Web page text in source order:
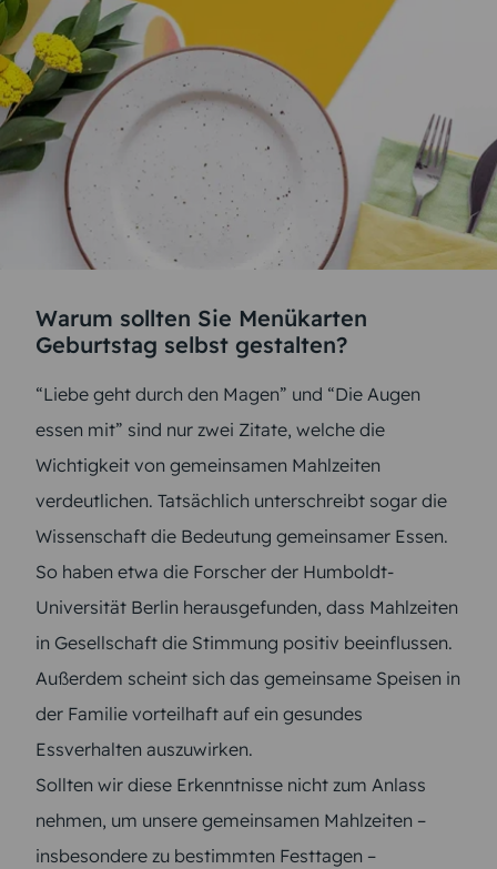
Warum sollten Sie Menükarten
Geburtstag selbst gestalten?
“Liebe geht durch den Magen” und “Die Augen
essen mit” sind nur zwei Zitate, welche die
Wichtigkeit von gemeinsamen Mahlzeiten
verdeutlichen. Tatsächlich unterschreibt sogar die
Wissenschaft die Bedeutung gemeinsamer Essen.
So haben etwa die Forscher der Humboldt-
Universität Berlin herausgefunden, dass Mahlzeiten
in Gesellschaft die Stimmung positiv beeinflussen.
Außerdem scheint sich das gemeinsame Speisen in
der Familie vorteilhaft auf ein gesundes
Essverhalten auszuwirken.
Sollten wir diese Erkenntnisse nicht zum Anlass
nehmen, um unsere gemeinsamen Mahlzeiten –
insbesondere zu bestimmten Festtagen –